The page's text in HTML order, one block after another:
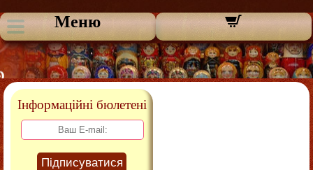
Меню
Інформаційні бюлетені
Підписуватися